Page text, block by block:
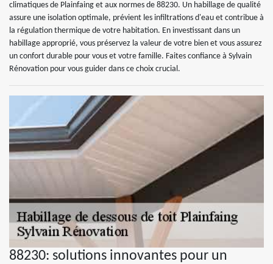
climatiques de Plainfaing et aux normes de 88230. Un habillage de qualité
assure une isolation optimale, prévient les infiltrations d'eau et contribue à
la régulation thermique de votre habitation. En investissant dans un
habillage approprié, vous préservez la valeur de votre bien et vous assurez
un confort durable pour vous et votre famille. Faites confiance à Sylvain
Rénovation pour vous guider dans ce choix crucial.
88230: solutions innovantes pour un